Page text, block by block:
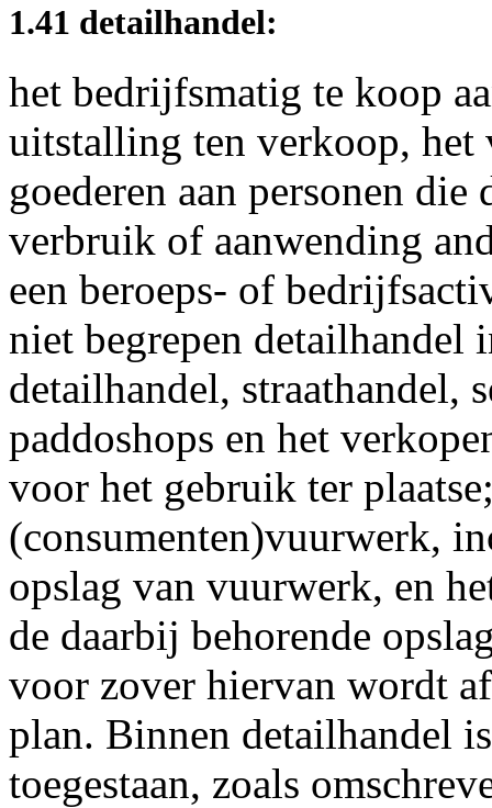
1.41 detailhandel:
het bedrijfsmatig te koop
uitstalling ten verkoop, het
goederen aan personen
verbruik of aanwending
een beroeps- of
niet begrepen detailhandel
detailhandel, straathandel,
paddoshops en het
voor het gebruik ter
(consumenten)vuurwerk,
opslag van vuurwerk, en
de daarbij behorende
voor zover hiervan wordt
plan. Binnen detailhandel
toegestaan, zoals